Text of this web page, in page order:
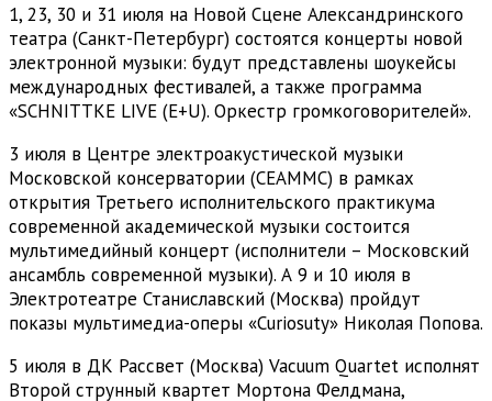
1, 23, 30 и 31 июля на Новой Сцене Александринского
театра (Санкт-Петербург) состоятся концерты новой
электронной музыки: будут представлены шоукейсы
международных фестивалей, а также программа
«SCHNITTKE LIVE (E+U). Оркестр громкоговорителей».
3 июля в Центре электроакустической музыки
Московской консерватории (CEAMMC) в рамках
открытия Третьего исполнительского практикума
современной академической музыки состоится
мультимедийный концерт (исполнители – Московский
ансамбль современной музыки). А 9 и 10 июля в
Электротеатре Станиславский (Москва) пройдут
показы мультимедиа-оперы «Curiosuty» Николая Попова.
5 июля в ДК Рассвет (Москва) Vacuum Quartet исполнят
Второй струнный квартет Мортона Фелдмана,